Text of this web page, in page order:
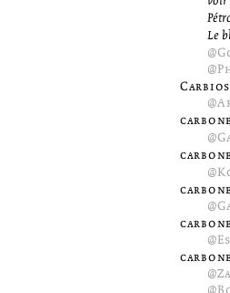
Le
@
@
Carbios
@
@
@
@
@
@